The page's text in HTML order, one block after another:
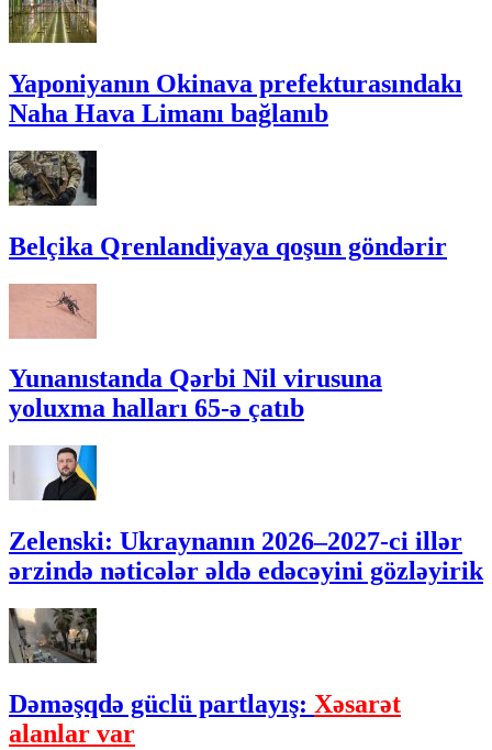
Yaponiyanın Okinava prefekturasındakı
Naha Hava Limanı bağlanıb
Belçika Qrenlandiyaya qoşun göndərir
Yunanıstanda Qərbi Nil virusuna
yoluxma halları 65-ə çatıb
Zelenski: Ukraynanın 2026–2027-ci illər
ərzində nəticələr əldə edəcəyini gözləyirik
Dəməşqdə güclü partlayış: Xəsarət
alanlar var